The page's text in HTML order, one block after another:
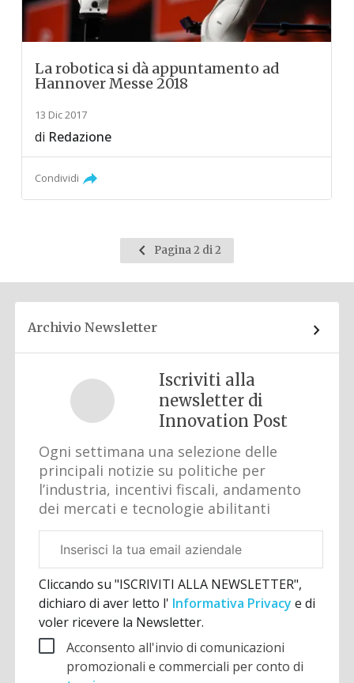
La robotica si dà appuntamento ad
Hannover Messe 2018
13 Dic 2017
di Redazione
Condividi
Pagina
precedente
Pagina 2 di 2
Archivio Newsletter
Iscriviti alla
newsletter di
Innovation Post
Ogni settimana una selezione delle
principali notizie su politiche per
l’industria, incentivi fiscali, andamento
dei mercati e tecnologie abilitanti
aziendale
Cliccando su "ISCRIVITI ALLA NEWSLETTER",
dichiaro di aver letto l' Informativa Privacye di
voler ricevere la Newsletter.
Acconsento all'invio di comunicazioni
promozionali e commerciali per conto di